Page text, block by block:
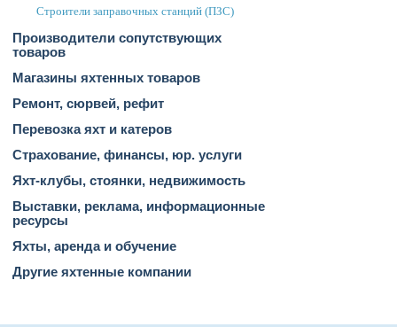
Строители заправочных станций (ПЗС)
Производители сопутствующих
товаров
Магазины яхтенных товаров
Ремонт, сюрвей, рефит
Перевозка яхт и катеров
Страхование, финансы, юр. услуги
Яхт-клубы, стоянки, недвижимость
Выставки, реклама, информационные
ресурсы
Яхты, аренда и обучение
Другие яхтенные компании